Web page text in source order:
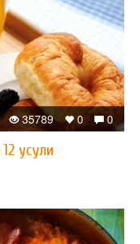
0
0
35789
усули